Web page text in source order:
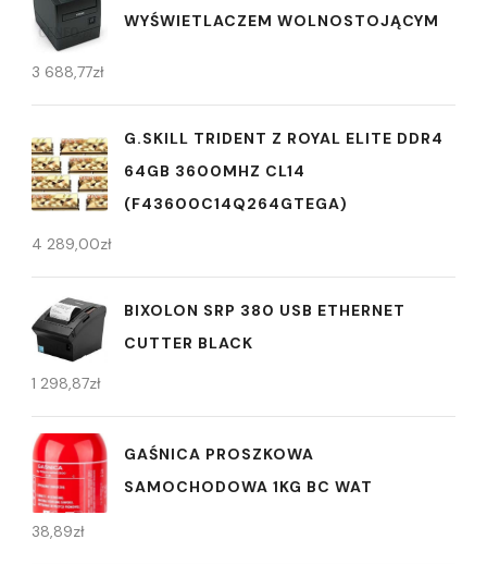
WYŚWIETLACZEM WOLNOSTOJĄCYM
3 688,77zł
G.SKILL TRIDENT Z ROYAL ELITE DDR4
64GB 3600MHZ CL14
(F43600C14Q264GTEGA)
4 289,00zł
BIXOLON SRP 380 USB ETHERNET
CUTTER BLACK
1 298,87zł
GAŚNICA PROSZKOWA
SAMOCHODOWA 1KG BC WAT
38,89zł